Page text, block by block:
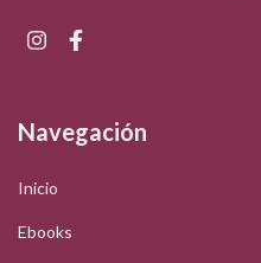
Navegación
Inicio
Ebooks